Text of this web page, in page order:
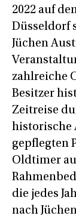
2022 auf
Düsseldorf
Jüchen
zahlreiche
Besitzer
Zeitreise
historische
gepflegten
Oldtimer
die jedes
nach